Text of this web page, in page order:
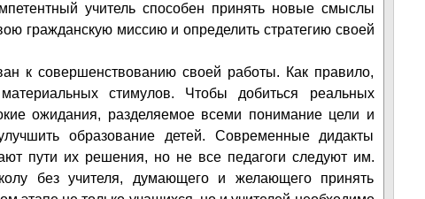
учитель способен принять новые смыслы
гражданскую миссию и определить стратегию своей
к совершенствованию своей работы. Как правило,
стимулов. Чтобы добиться реальных
ожидания, разделяемое всеми понимание цели и
образование детей. Современные дидакты
пути их решения, но не все педагоги следуют им.
без учителя, думающего и желающего принять